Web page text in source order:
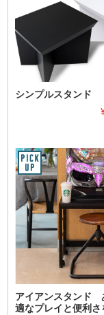
シンプルスタンド
アイアンスタンド
適なプレイと便利さ